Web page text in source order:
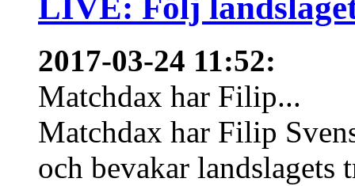
LIVE: Följ
2017-03-24 11:52:
Matchdax har Filip...
Matchdax har Filip
och bevakar landslagets